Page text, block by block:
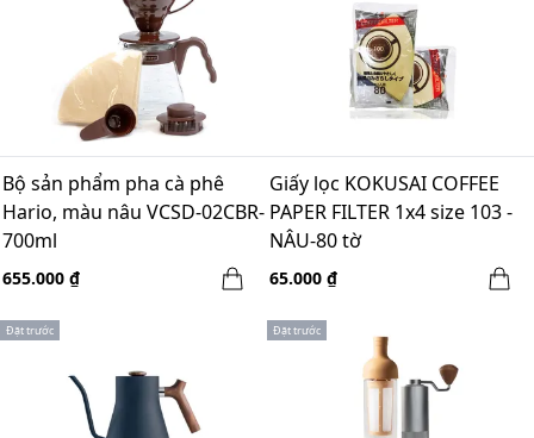
Bộ sản phẩm pha cà phê
Hario, màu nâu VCSD-02CBR-
700ml
655.000 ₫
Giấy lọc KOKUSAI COFFEE
PAPER FILTER 1x4 size 103 -
NÂU-80 tờ
65.000 ₫
Đặt trước Đặt trước